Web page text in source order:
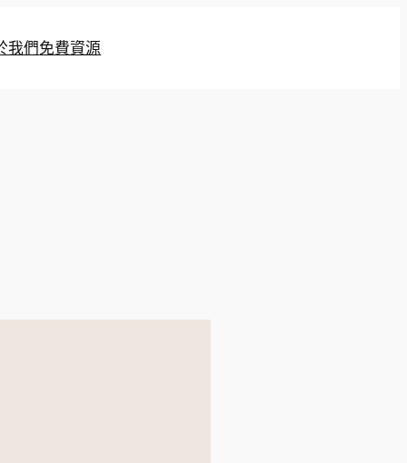
我們免費資源